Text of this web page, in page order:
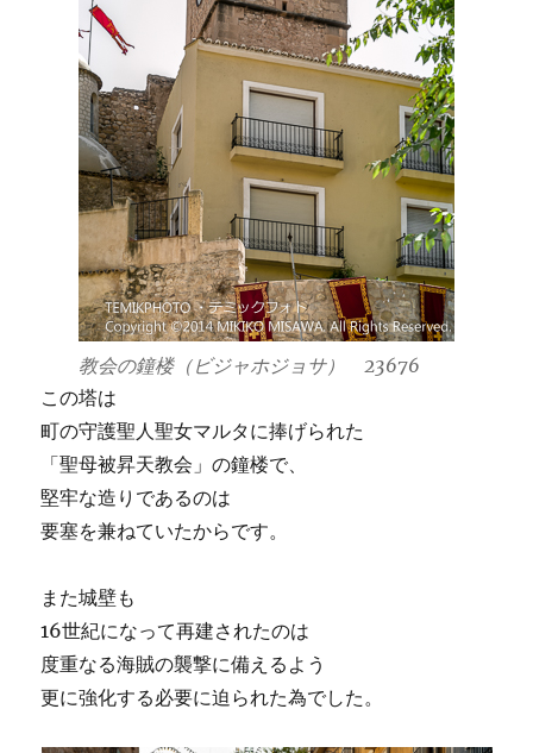
教会の鐘楼（ビジャホジョサ） 23676
この塔は
町の守護聖人聖女マルタに捧げられた
「聖母被昇天教会」の鐘楼で、
堅牢な造りであるのは
要塞を兼ねていたからです。
また城壁も
16世紀になって再建されたのは
度重なる海賊の襲撃に備えるよう
更に強化する必要に迫られた為でした。